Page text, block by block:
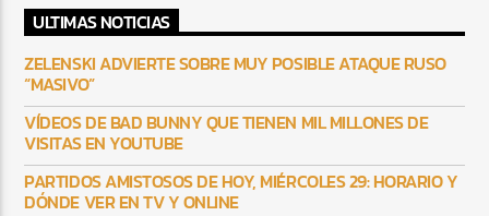
ULTIMAS NOTICIAS
ZELENSKI ADVIERTE SOBRE MUY POSIBLE ATAQUE RUSO
“MASIVO”
VÍDEOS DE BAD BUNNY QUE TIENEN MIL MILLONES DE
VISITAS EN YOUTUBE
PARTIDOS AMISTOSOS DE HOY, MIÉRCOLES 29: HORARIO Y
DÓNDE VER EN TV Y ONLINE